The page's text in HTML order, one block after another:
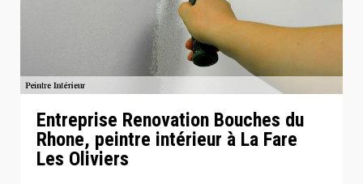
Entreprise Renovation Bouches du
Rhone, peintre intérieur à La Fare
Les Oliviers